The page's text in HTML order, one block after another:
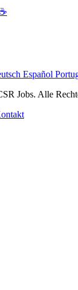
Español
Jobs. Alle